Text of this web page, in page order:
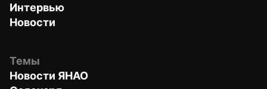
Интервью
Новости
Темы
Новости ЯНАО